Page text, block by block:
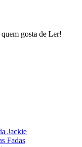
gosta de Ler!
Jackie
Fadas